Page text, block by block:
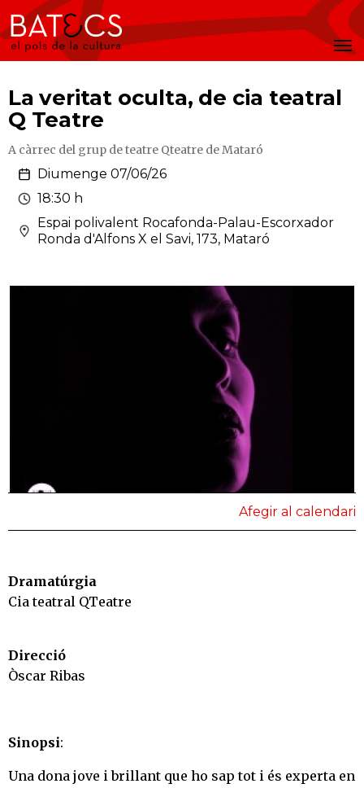
Batecs
Afegir al calendari
La veritat oculta, de cia teatral
Q Teatre
A càrrec del grup de teatre Qteatre de Mataró
Diumenge 07/06/26
18:30 h
Espai polivalent Rocafonda-Palau-Escorxador
Ronda d'Alfons X el Savi, 173, Mataró
Dramatúrgia
Cia teatral QTeatre
Direcció
Òscar Ribas
Sinopsi:
Una dona jove i brillant que ho sap tot i és experta en